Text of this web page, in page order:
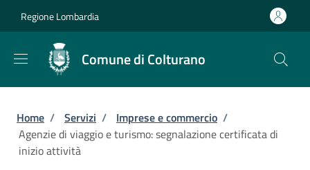
Regione Lombardia
Comune di Colturano
Briciole di pane
Home / Servizi / Imprese e commercio /
Agenzie di viaggio e turismo: segnalazione certificata di
inizio attività